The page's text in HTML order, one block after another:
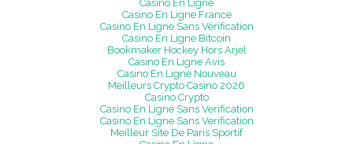
Casino En Ligne
Casino En Ligne France
Casino En Ligne Sans Vérification
Casino En Ligne Bitcoin
Bookmaker Hockey Hors Arjel
Casino En Ligne Avis
Casino En Ligne Nouveau
Meilleurs Crypto Casino 2026
Casino Crypto
Casino En Ligne Sans Verification
Casino En Ligne Sans Verification
Meilleur Site De Paris Sportif